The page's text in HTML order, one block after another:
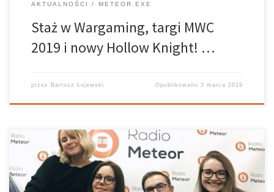
AKTUALNOŚCI METEOR.EXE
Staż w Wargaming, targi MWC
2019 i nowy Hollow Knight! …
przez Bartosz Łojewski Opublikowano3 marca 2019
Dokładnie 13 lutego 2012 roku, na Wydziale Nauk Politycznych i